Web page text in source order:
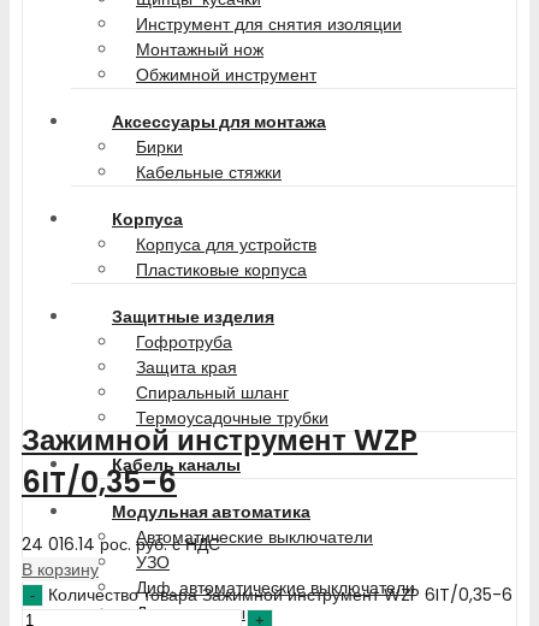
Инструмент для снятия изоляции
Монтажный нож
Обжимной инструмент
Аксессуары для монтажа
Бирки
Кабельные стяжки
Корпуса
Корпуса для устройств
Пластиковые корпуса
Защитные изделия
Гофротруба
Защита края
Спиральный шланг
Термоусадочные трубки
Кабель каналы
Модульная автоматика
Автоматические выключатели
УЗО
Диф. автоматические выключатели
Доп-контакты
Зажимной инструмент WZP
6IT/0,35-6
24 016.14рос. руб.с НДС
В корзину
Количество товара Зажимной инструмент WZP 6IT/0,35-6